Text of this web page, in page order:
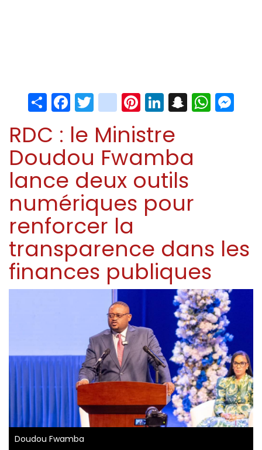
ShareFacebook
Twitter
instagram
Pinterest
LinkedIn
Snapchat
RDC : le Ministre
Doudou Fwamba
lance deux outils
numériques pour
renforcer la
transparence dans les
finances publiques
Doudou Fwamba